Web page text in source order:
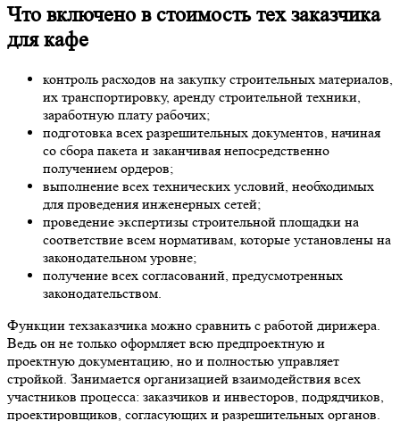
Что включено встоимость тех заказчика
для кафе
контроль расходов на закупку строительных материалов,
их транспортировку, аренду строительной техники,
заработную плату рабочих;
подготовка всех разрешительных документов, начиная
со сбора пакета и заканчивая непосредственно
получением ордеров;
выполнение всех технических условий, необходимых
для проведения инженерных сетей;
проведение экспертизы строительной площадки на
соответствие всем нормативам, которые установлены на
законодательном уровне;
получение всех согласований, предусмотренных
законодательством.
Функции техзаказчика можно сравнить с работой дирижера.
Ведь он не только оформляет всю предпроектную и
проектную документацию, но и полностью управляет
стройкой. Занимается организацией взаимодействия всех
участников процесса: заказчиков и инвесторов, подрядчиков,
проектировщиков, согласующих и разрешительных органов.